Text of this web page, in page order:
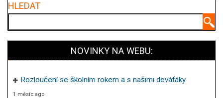
HLEDAT
NOVINKY NA WEBU:
Rozloučení se školním rokem a s našimi deváťáky
1 měsíc ago